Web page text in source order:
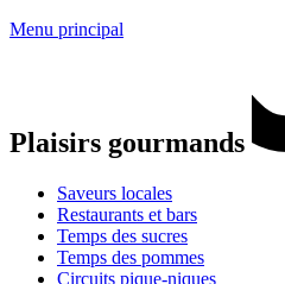
Menu principal
Plaisirs gourmands
Saveurs locales
Restaurants et bars
Temps des sucres
Temps des pommes
Circuits pique-niques